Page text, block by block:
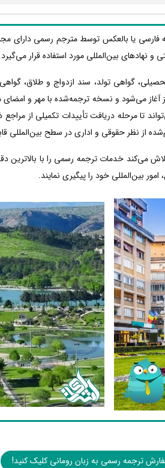
به فارسی یا بالعکس توسط مترجم رسمی
و نهادهای بین‌المللی مورد استفاده قرار
گواهی تولد، سند ازدواج و طلاق،
می‌شود و نسخه ترجمه‌شده با مهر و امضای
تا مرحله دریافت تأییدات تکمیلی از
از نظر حقوقی و اداری در سطح بین‌المللی
می‌کند خدمات ترجمه رسمی را با
بین‌المللی خود را پیگیری نمایند.
ترجمه رسمی به زبان رومانی کلیک کنید!